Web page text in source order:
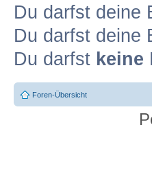
Du darfst deine
Du darfst deine
Du darfst keine
Foren-Übersicht